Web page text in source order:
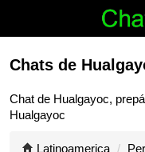
Chats de
Chat de Hualgayoc,
Hualgayoc
Latinoamerica